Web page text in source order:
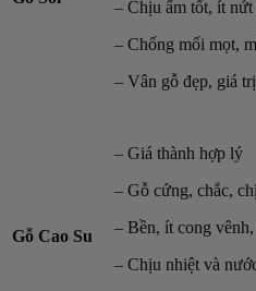
– Chịu ẩm tốt, ít nứt
– Chống mối mọt,
– Vân gỗ đẹp, giá
Gỗ Cao Su
– Giá thành hợp lý
– Gỗ cứng, chắc,
– Bền, ít cong
– Chịu nhiệt và